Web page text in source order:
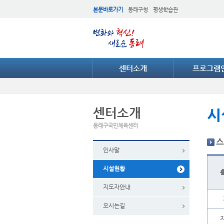
본문바로가기 동래구청 평생학습관
센터소개 프로그램
센터소개
동래구국민체육센터
인사말
시설현황
지도자안내
오시는길